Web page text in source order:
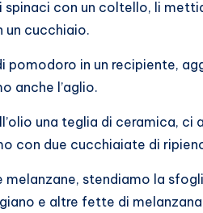
con un coltello, li
cucchiaio.
pomodoro in un recipiente,
anche l’aglio.
una teglia di ceramica,
con due cucchiaiate di
stendiamo la
e altre fette di